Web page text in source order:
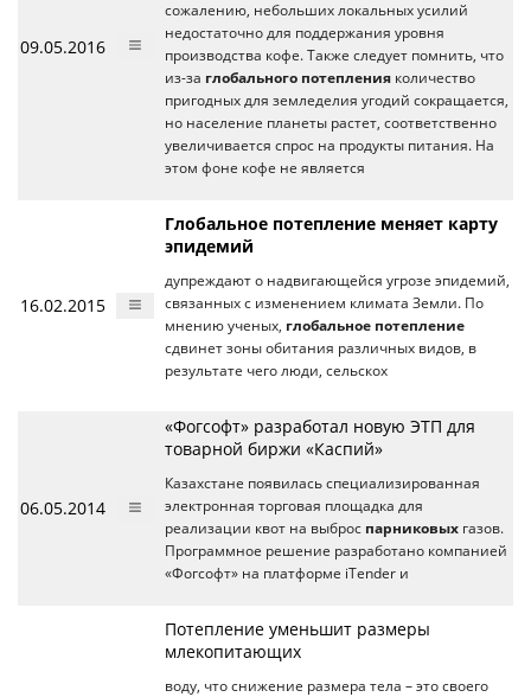
09.05.2016
сожалению, небольших локальных усилий
недостаточно для поддержания уровня
производства кофе. Также следует помнить, что
из-за глобального потепления количество
пригодных для земледелия угодий сокращается,
но население планеты растет, соответственно
увеличивается спрос на продукты питания. На
этом фоне кофе не является
16.02.2015
Глобальное потепление меняет карту
эпидемий
дупреждают о надвигающейся угрозе эпидемий,
связанных с изменением климата Земли. По
мнению ученых, глобальное потепление
сдвинет зоны обитания различных видов, в
результате чего люди, сельскох
06.05.2014
«Фогсофт» разработал новую ЭТП для
товарной биржи «Каспий»
Казахстане появилась специализированная
электронная торговая площадка для
реализации квот на выброс парниковых газов.
Программное решение разработано компанией
«Фогсофт» на платформе iTender и
Потепление уменьшит размеры
млекопитающих
воду, что снижение размера тела – это своего